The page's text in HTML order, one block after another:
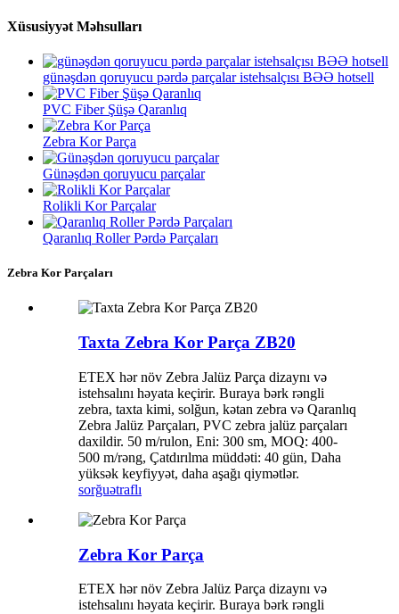
Xüsusiyyət Məhsulları
günəşdən qoruyucu pərdə parçalar istehsalçısı BƏƏ hotsell
PVC Fiber Şüşə Qaranlıq
Zebra Kor Parça
Günəşdən qoruyucu parçalar
Rolikli Kor Parçalar
Qaranlıq Roller Pərdə Parçaları
Zebra Kor Parçaları
Taxta Zebra Kor Parça ZB20
ETEX hər növ Zebra Jalüz Parça dizaynı və
istehsalını həyata keçirir. Buraya bərk rəngli
zebra, taxta kimi, solğun, kətan zebra və Qaranlıq
Zebra Jalüz Parçaları, PVC zebra jalüz parçaları
daxildir. 50 m/rulon, Eni: 300 sm, MOQ: 400-
500 m/rəng, Çatdırılma müddəti: 40 gün, Daha
yüksək keyfiyyət, daha aşağı qiymətlər.
sorğuətraflı
Zebra Kor Parça
ETEX hər növ Zebra Jalüz Parça dizaynı və
istehsalını həyata keçirir. Buraya bərk rəngli